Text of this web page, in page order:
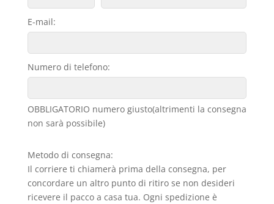
E-mail:
Numero di telefono:
OBBLIGATORIO numero giusto(altrimenti la consegna
non sarà possibile)
Metodo di consegna:
Il corriere ti chiamerà prima della consegna, per
concordare un altro punto di ritiro se non desideri
ricevere il pacco a casa tua. Ogni spedizione è